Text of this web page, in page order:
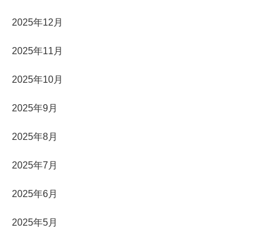
2025年12月
2025年11月
2025年10月
2025年9月
2025年8月
2025年7月
2025年6月
2025年5月